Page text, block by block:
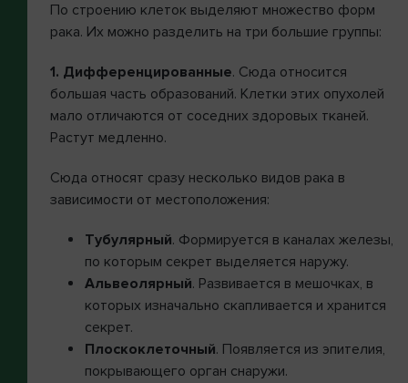
По строению клеток выделяют множество форм
рака. Их можно разделить на три большие группы:
1. Дифференцированные. Сюда относится
большая часть образований. Клетки этих опухолей
мало отличаются от соседних здоровых тканей.
Растут медленно.
Сюда относят сразу несколько видов рака в
зависимости от местоположения:
Тубулярный. Формируется в каналах железы,
по которым секрет выделяется наружу.
Альвеолярный. Развивается в мешочках, в
которых изначально скапливается и хранится
секрет.
Плоскоклеточный. Появляется из эпителия,
покрывающего орган снаружи.